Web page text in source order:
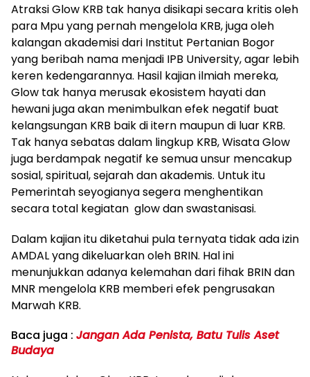
Atraksi Glow KRB tak hanya disikapi secara kritis oleh
para Mpu yang pernah mengelola KRB, juga oleh
kalangan akademisi dari Institut Pertanian Bogor
yang beribah nama menjadi IPB University, agar lebih
keren kedengarannya. Hasil kajian ilmiah mereka,
Glow tak hanya merusak ekosistem hayati dan
hewani juga akan menimbulkan efek negatif buat
kelangsungan KRB baik di itern maupun di luar KRB.
Tak hanya sebatas dalam lingkup KRB, Wisata Glow
juga berdampak negatif ke semua unsur mencakup
sosial, spiritual, sejarah dan akademis. Untuk itu
Pemerintah seyogianya segera menghentikan
secara total kegiatan glow dan swastanisasi.
Dalam kajian itu diketahui pula ternyata tidak ada izin
AMDAL yang dikeluarkan oleh BRIN. Hal ini
menunjukkan adanya kelemahan dari fihak BRIN dan
MNR mengelola KRB memberi efek pengrusakan
Marwah KRB.
Baca juga : Jangan Ada Penista, Batu Tulis Aset
Budaya